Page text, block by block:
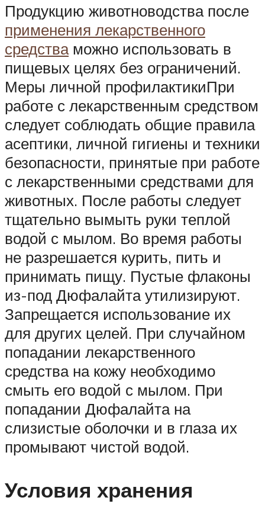
Продукцию животноводства после
применения лекарственного
средстваможно использовать в
пищевых целях без ограничений.
Меры личной профилактикиПри
работе с лекарственным средством
следует соблюдать общие правила
асептики, личной гигиены и техники
безопасности, принятые при работе
с лекарственными средствами для
животных. После работы следует
тщательно вымыть руки теплой
водой с мылом. Во время работы
не разрешается курить, пить и
принимать пищу. Пустые флаконы
из-под Дюфалайта утилизируют.
Запрещается использование их
для других целей. При случайном
попадании лекарственного
средства на кожу необходимо
смыть его водой с мылом. При
попадании Дюфалайта на
слизистые оболочки и в глаза их
промывают чистой водой.
Условия хранения